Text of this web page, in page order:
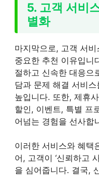
5. 고객 서비
별화
마지막으로, 고객 서
중요한 추천 이유입니
절하고 신속한 대응으
담과 문제 해결 서비
높입니다. 또한, 제휴
할인, 이벤트, 특별 프
어넘는 경험을 선사합
이러한 서비스와 혜택
어, 고객이 ‘신뢰하고
을 심어줍니다. 결국,